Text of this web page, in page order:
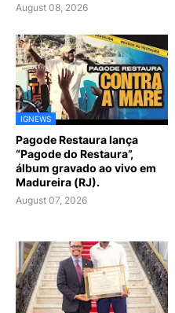
August 08, 2026
IGNEWS
Pagode Restaura lança
“Pagode do Restaura”,
álbum gravado ao vivo em
Madureira (RJ).
August 07, 2026